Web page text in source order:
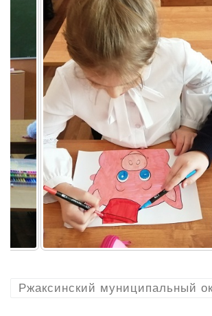
Ржаксинский муниципальный